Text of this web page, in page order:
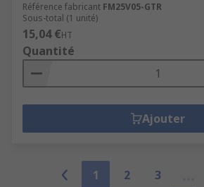
Référence fabricant FM25V05-GTR
Sous-total (1 unité)
15,04 €HT
Quantité
Ajouter
1 2 3